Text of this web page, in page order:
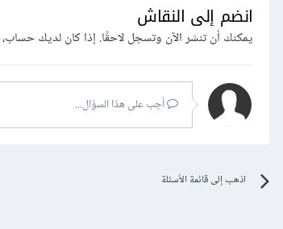
انضم إلى النقاش
يمكنك أن تنشر الآن وتسجل لاحقًا. إذا كان لديك حساب،
أجب على هذا السؤال...
اذهب إلى قائمة الأسئلة